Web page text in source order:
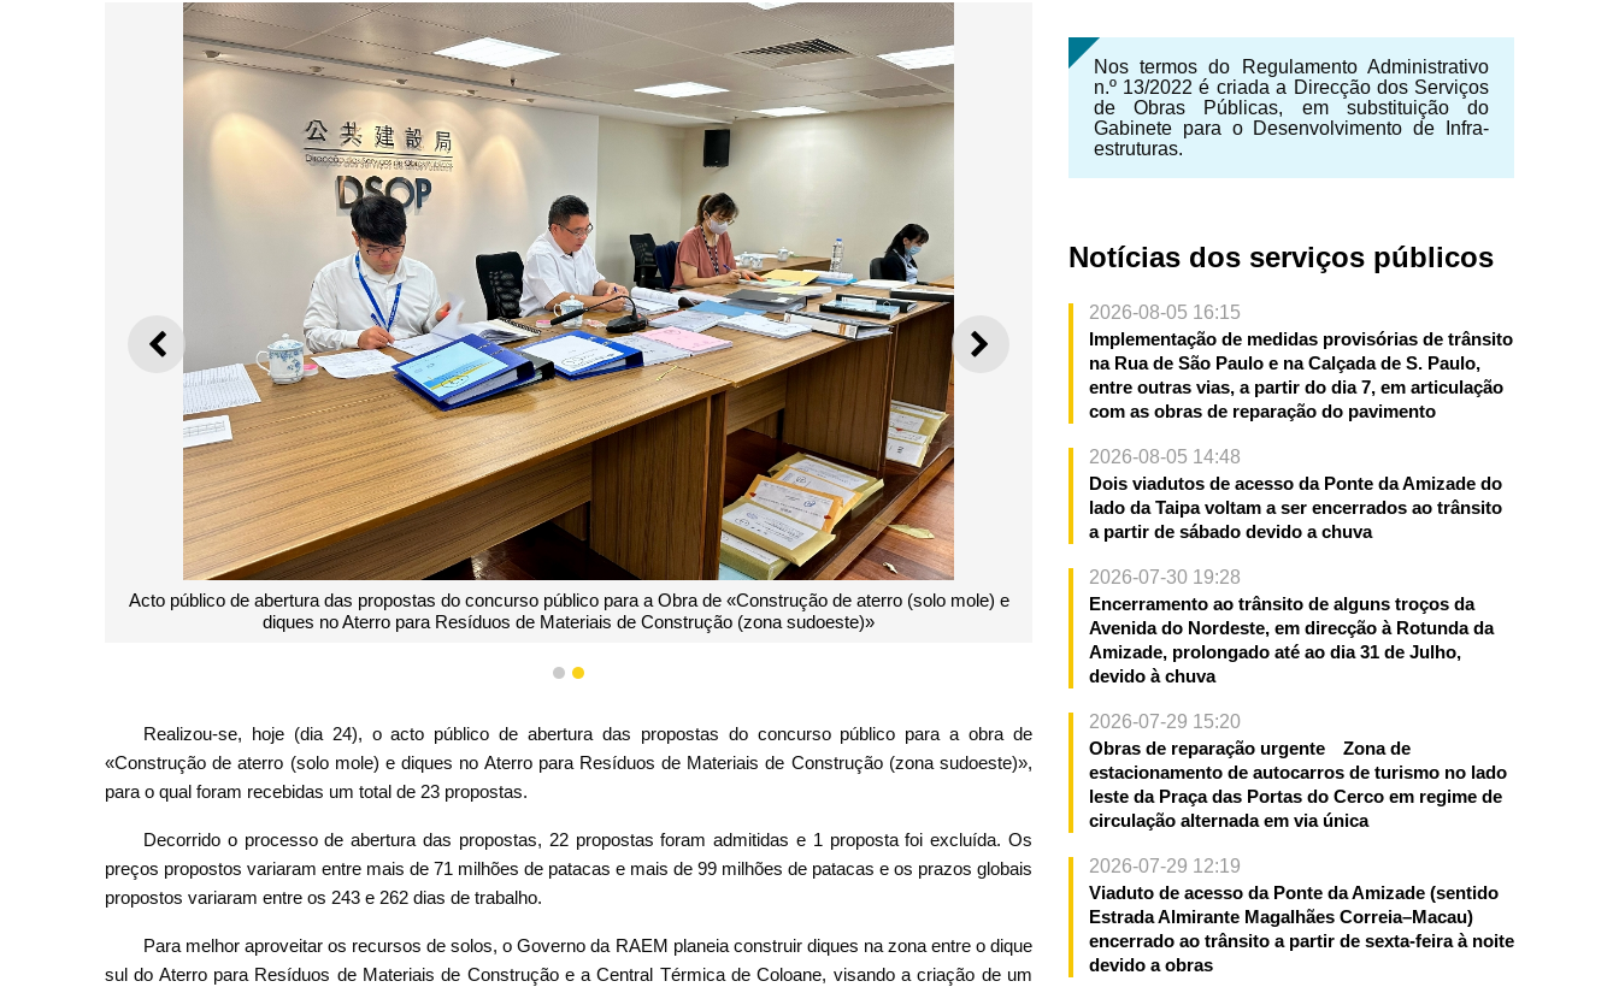
ANTERIOR SEGUINTE
Acto público de abertura das propostas do concurso público para a Obra de «Construção de aterro (solo mole) e
diques no Aterro para Resíduos de Materiais de Construção (zona sudoeste)»
1 2
Realizou-se, hoje (dia 24), o acto público de abertura das propostas do concurso público para a obra de
«Construção de aterro (solo mole) e diques no Aterro para Resíduos de Materiais de Construção (zona sudoeste)»,
para o qual foram recebidas um total de 23 propostas.
Decorrido o processo de abertura das propostas, 22 propostas foram admitidas e 1 proposta foi excluída. Os
preços propostos variaram entre mais de 71 milhões de patacas e mais de 99 milhões de patacas e os prazos globais
propostos variaram entre os 243 e 262 dias de trabalho.
Para melhor aproveitar os recursos de solos, o Governo da RAEM planeia construir diques na zona entre o dique
sul do Aterro para Resíduos de Materiais de Construção e a Central Térmica de Coloane, visando a criação de um
Nos termos do Regulamento Administrativo
n.º 13/2022 é criada a Direcção dos Serviços
de Obras Públicas, em substituição do
Gabinete para o Desenvolvimento de Infra-
estruturas.
Notícias dos serviços públicos
2026-08-05 16:15
Implementação de medidas provisórias de trânsito
na Rua de São Paulo e na Calçada de S. Paulo,
entre outras vias, a partir do dia 7, em articulação
com as obras de reparação do pavimento
2026-08-05 14:48
Dois viadutos de acesso da Ponte da Amizade do
lado da Taipa voltam a ser encerrados ao trânsito
a partir de sábado devido a chuva
2026-07-30 19:28
Encerramento ao trânsito de alguns troços da
Avenida do Nordeste, em direcção à Rotunda da
Amizade, prolongado até ao dia 31 de Julho,
devido à chuva
2026-07-29 15:20
Obras de reparação urgente Zona de
estacionamento de autocarros de turismo no lado
leste da Praça das Portas do Cerco em regime de
circulação alternada em via única
2026-07-29 12:19
Viaduto de acesso da Ponte da Amizade (sentido
Estrada Almirante Magalhães Correia–Macau)
encerrado ao trânsito a partir de sexta-feira à noite
devido a obras